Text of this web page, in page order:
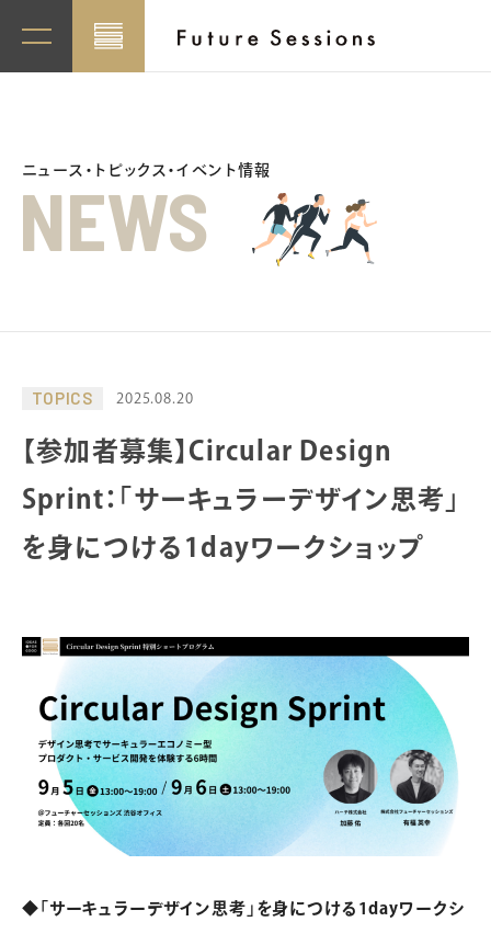
ニュース・トピックス・イベント情報
NEWS
TOPICS 2025.08.20
【参加者募集】Circular Design
Sprint：「サーキュラーデザイン思考」
を身につける1dayワークショップ
◆「サーキュラーデザイン思考」を身につける1dayワークシ